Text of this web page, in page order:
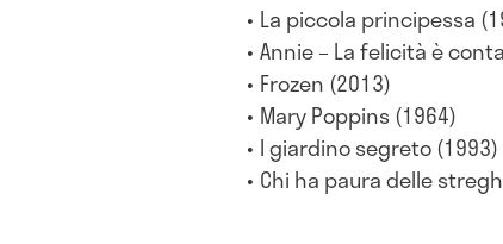
La piccola principessa
Annie – La felicità è
Frozen (2013)
Mary Poppins (1964)
l giardino segreto (1993)
Chi ha paura delle